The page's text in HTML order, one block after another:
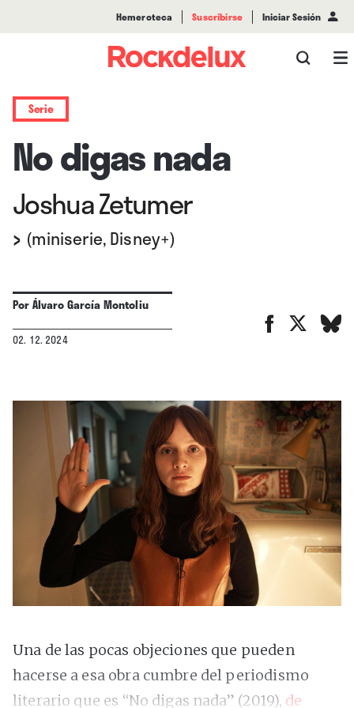
Hemeroteca Suscribirse Iniciar Sesión
Serie
No digas nada
Joshua Zetumer
› (miniserie, Disney+)
PorÁlvaro García Montoliu
02. 12. 2024
Una de las pocas objeciones que pueden
hacerse a esa obra cumbre del periodismo
literario que es “No digas nada” (2019), de